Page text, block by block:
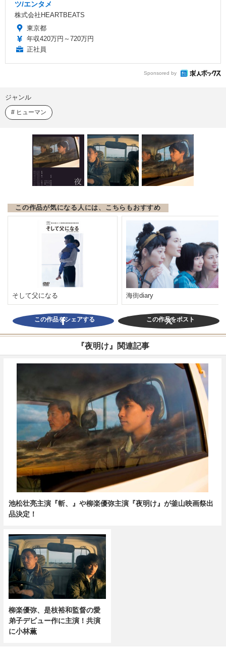
ツ/エンタメ
株式会社HEARTBEATS
東京都
年収420万円～720万円
正社員
Sponsored by
ジャンル
ヒューマン
この作品が気になる人には、こちらもおすすめ
そして父になる 海街diary
この作品をシェアする この作品をポスト
『夜明け』関連記事
池松壮亮主演『斬、』や柳楽優弥主演『夜明け』が釜山映画祭出
品決定！
柳楽優弥、是枝裕和監督の愛
弟子デビュー作に主演！共演
に小林薫